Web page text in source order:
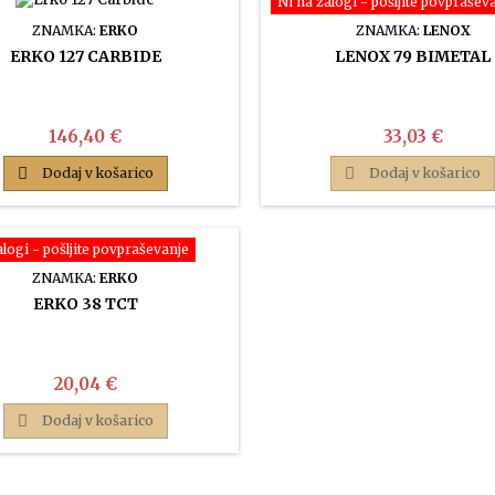
ZNAMKA:ERKO
ERKO 127 CARBIDE
Cena
146,40 €
 Dodaj v košarico
ZNAMKA: LENOX
LENOX 79 BIMETAL
Cena
33,03 €
 Dodaj v košarico
- pošljite povpraševanje
ZNAMKA:ERKO
ERKO 38 TCT
Cena
20,04 €
 Dodaj v košarico